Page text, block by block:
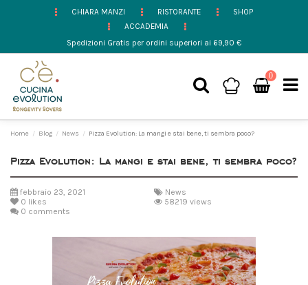
CHIARA MANZI RISTORANTE
SHOP
ACCADEMIA
Spedizioni Gratis per ordini superiori ai 69,90 €
0
Home Blog News Pizza Evolution: La mangi e stai bene, ti sembra poco?
Pizza Evolution: La mangi e stai bene, ti sembra poco?
febbraio 23, 2021
News
0 likes
58219 views
0 comments